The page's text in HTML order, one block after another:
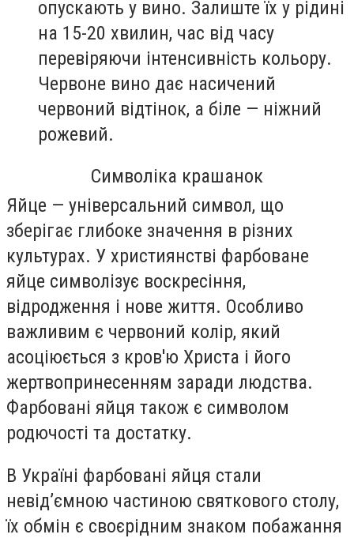
опускають у вино. Залиште їх у рідині
на 15-20 хвилин, час від часу
перевіряючи інтенсивність кольору.
Червоне вино дає насичений
червоний відтінок, а біле — ніжний
рожевий.
Символіка крашанок
Яйце — універсальний символ, що
зберігає глибоке значення в різних
культурах. У християнстві фарбоване
яйце символізує воскресіння,
відродження і нове життя. Особливо
важливим є червоний колір, який
асоціюється з кров'ю Христа і його
жертвопринесенням заради людства.
Фарбовані яйця також є символом
родючості та достатку.
В Україні фарбовані яйця стали
невід’ємною частиною святкового столу,
їх обмін є своєрідним знаком побажання